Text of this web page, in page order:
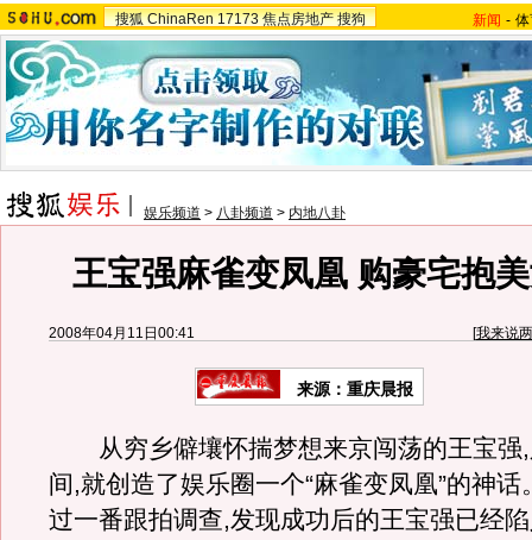
搜狐 ChinaRen 17173 焦点房地产 搜狗 新闻 -
娱乐频道 > 八卦频道 > 内地八卦
王宝强麻雀变凤凰 购豪宅抱
2008年04月11日00:41 [我来说
来源：重庆晨报
从穷乡僻壤怀揣梦想来京闯荡的王宝强,
间,就创造了娱乐圈一个“麻雀变凤凰”的神
过一番跟拍调查,发现成功后的王宝强已经